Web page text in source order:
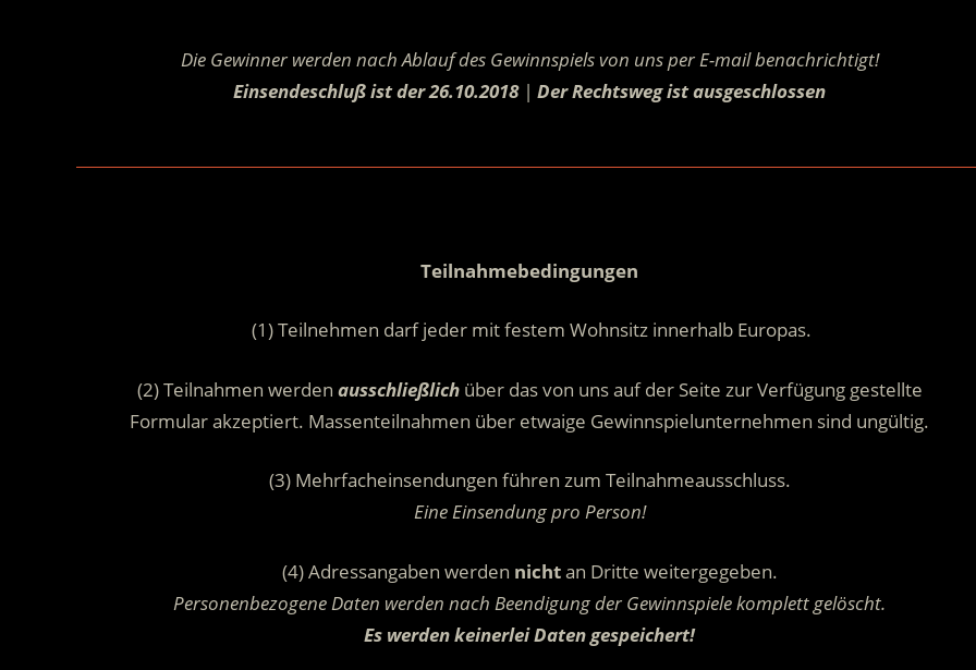
Die Gewinner werden nach Ablauf des Gewinnspiels von uns per E-mail benachrichtigt!
Einsendeschluß ist der 26.10.2018|Der Rechtsweg ist ausgeschlossen
Teilnahmebedingungen
(1) Teilnehmen darf jeder mit festem Wohnsitz innerhalb Europas.
(2) Teilnahmen werden ausschließlichüber das von uns auf der Seite zur Verfügung gestellte
Formular akzeptiert. Massenteilnahmen über etwaige Gewinnspielunternehmen sind ungültig.
(3) Mehrfacheinsendungen führen zum Teilnahmeausschluss.
Eine Einsendung pro Person!
(4) Adressangaben werden nichtan Dritte weitergegeben.
Personenbezogene Daten werden nach Beendigung der Gewinnspiele komplett gelöscht.
Es werden keinerlei Daten gespeichert!